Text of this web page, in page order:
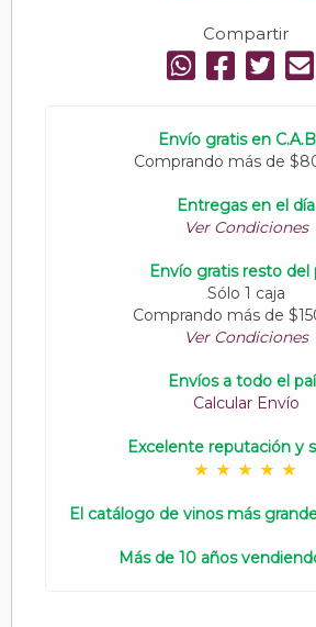
Compartir
Envío gratis en
Comprando más de
Entregas en el día
Ver Condiciones
Envío gratis resto del
Sólo 1 caja
Comprando más de
Ver Condiciones
Envíos a todo el
Calcular Envío
Excelente reputación y
El catálogo de vinos más
Más de 10 años